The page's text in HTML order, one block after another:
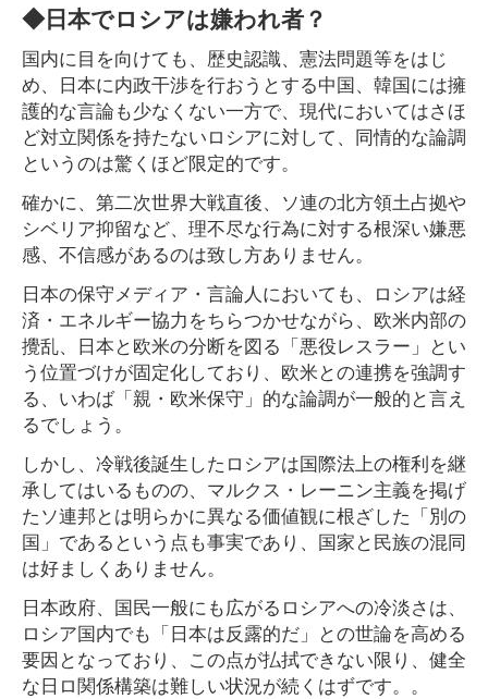
◆日本でロシアは嫌われ者？
国内に目を向けても、歴史認識、憲法問題等をはじ
め、日本に内政干渉を行おうとする中国、韓国には擁
護的な言論も少なくない一方で、現代においてはさほ
ど対立関係を持たないロシアに対して、同情的な論調
というのは驚くほど限定的です。
確かに、第二次世界大戦直後、ソ連の北方領土占拠や
シベリア抑留など、理不尽な行為に対する根深い嫌悪
感、不信感があるのは致し方ありません。
日本の保守メディア・言論人においても、ロシアは経
済・エネルギー協力をちらつかせながら、欧米内部の
攪乱、日本と欧米の分断を図る「悪役レスラー」とい
う位置づけが固定化しており、欧米との連携を強調す
る、いわば「親・欧米保守」的な論調が一般的と言え
るでしょう。
しかし、冷戦後誕生したロシアは国際法上の権利を継
承してはいるものの、マルクス・レーニン主義を掲げ
たソ連邦とは明らかに異なる価値観に根ざした「別の
国」であるという点も事実であり、国家と民族の混同
は好ましくありません。
日本政府、国民一般にも広がるロシアへの冷淡さは、
ロシア国内でも「日本は反露的だ」との世論を高める
要因となっており、この点が払拭できない限り、健全
な日ロ関係構築は難しい状況が続くはずです。。